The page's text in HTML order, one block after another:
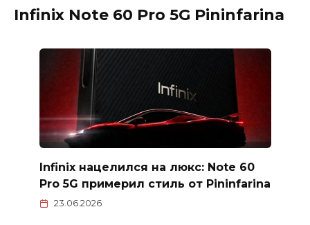
Infinix Note 60 Pro 5G Pininfarina
Infinix нацелился на люкс: Note 60
Pro 5G примерил стиль от Pininfarina
23.06.2026